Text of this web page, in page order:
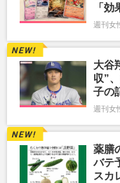
「
週刊女
大谷
収”
子の
週刊女
薬膳
バテ
スカ